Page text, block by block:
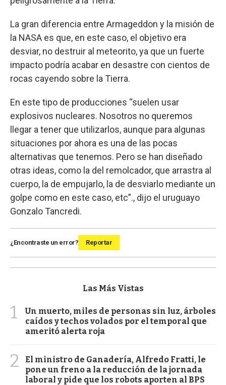
La gran diferencia entre Armageddon y la misión de
la NASA es que, en este caso, el objetivo era
desviar, no destruir al meteorito, ya que un fuerte
impacto podría acabar en desastre con cientos de
rocas cayendo sobre la Tierra.
En este tipo de producciones “suelen usar
explosivos nucleares. Nosotros no queremos
llegar a tener que utilizarlos, aunque para algunas
situaciones por ahora es una de las pocas
alternativas que tenemos. Pero se han diseñado
otras ideas, como la del remolcador, que arrastra al
cuerpo, la de empujarlo, la de desviarlo mediante un
golpe como en este caso, etc”., dijo el uruguayo
Gonzalo Tancredi.
¿Encontraste un error? Reportar
Las Más Vistas
1
Un muerto, miles de personas sin luz, árboles
caídos y techos volados por el temporal que
ameritó alerta roja
2
El ministro de Ganadería, Alfredo Fratti, le
pone un freno a la reducción de la jornada
laboral y pide que los robots aporten al BPS